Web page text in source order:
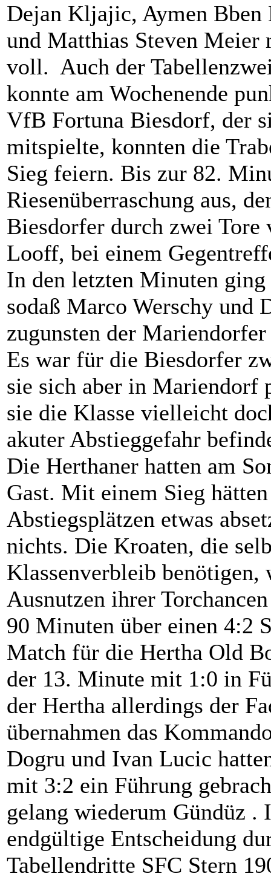
Dejan Kljajic, Aymen
und Matthias Steven Meier
voll. Auch der
konnte am Wochenende
VfB Fortuna Biesdorf, der
mitspielte, konnten die
Sieg feiern. Bis zur 82.
Riesenüberraschung aus,
Biesdorfer durch zwei Tore
Looff, bei einem
In den letzten Minuten
sodaß Marco Werschy und
zugunsten der
Es war für die Biesdorfer
sie sich aber in Mariendorf
sie die Klasse vielleicht
akuter Abstieggefahr
Die Herthaner hatten am
Gast. Mit einem Sieg
Abstiegsplätzen etwas
nichts. Die Kroaten, die
Klassenverbleib
Ausnutzen ihrer
90 Minuten über einen 4:2
Match für die Hertha Old
der 13. Minute mit 1:0 in
der Hertha allerdings der
übernahmen das
Dogru und Ivan Lucic
mit 3:2 ein Führung
gelang wiederum Gündüz
endgültige Entscheidung
Tabellendritte SFC Stern